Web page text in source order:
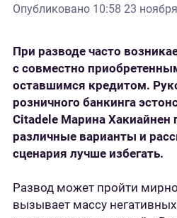
Опубликовано 10:58 23
При разводе часто
с совместно
оставшимся кредитом.
розничного банкинга
Citadele Марина Хакиайнен
различные варианты и
сценария лучше избегать.
Развод может пройти
вызывает массу